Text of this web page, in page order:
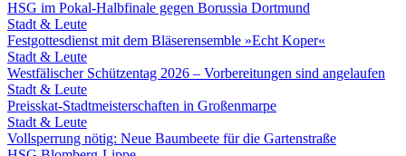
HSG im Pokal-Halbfinale gegen Borussia Dortmund
Stadt & Leute
Festgottesdienst mit dem Bläserensemble »Echt Koper«
Stadt & Leute
Westfälischer Schützentag 2026 – Vorbereitungen sind angelaufen
Stadt & Leute
Preisskat-Stadtmeisterschaften in Großenmarpe
Stadt & Leute
Vollsperrung nötig: Neue Baumbeete für die Gartenstraße